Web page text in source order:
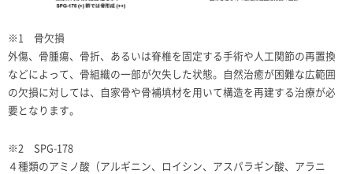
※1
骨欠損
外傷、骨腫瘍、骨折、あるいは脊椎を固定する手術や人工関節の再置換
などによって、骨組織の一部が欠失した状態。自然治癒が困難な広範囲
の欠損に対しては、自家骨や骨補填材を用いて構造を再建する治療が必
要となります。
※2
SPG-178
４種類のアミノ酸（アルギニン、ロイシン、アスパラギン酸、アラニ